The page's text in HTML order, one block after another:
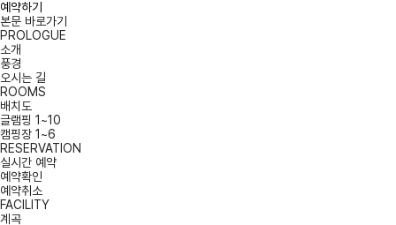
예약하기
본문 바로가기
PROLOGUE
소개
풍경
오시는 길
ROOMS
배치도
글램핑 1~10
캠핑장 1~6
RESERVATION
실시간 예약
예약확인
예약취소
FACILITY
계곡